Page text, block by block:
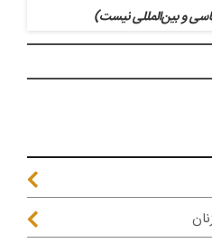
و بین‌المللی نیست)